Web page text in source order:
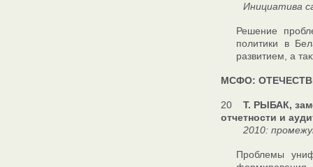
Инициатива
Решение
политики в
развитием, а
МСФО:
20 Т. РЫБАК,
отчетности и
2010:
Проблемы